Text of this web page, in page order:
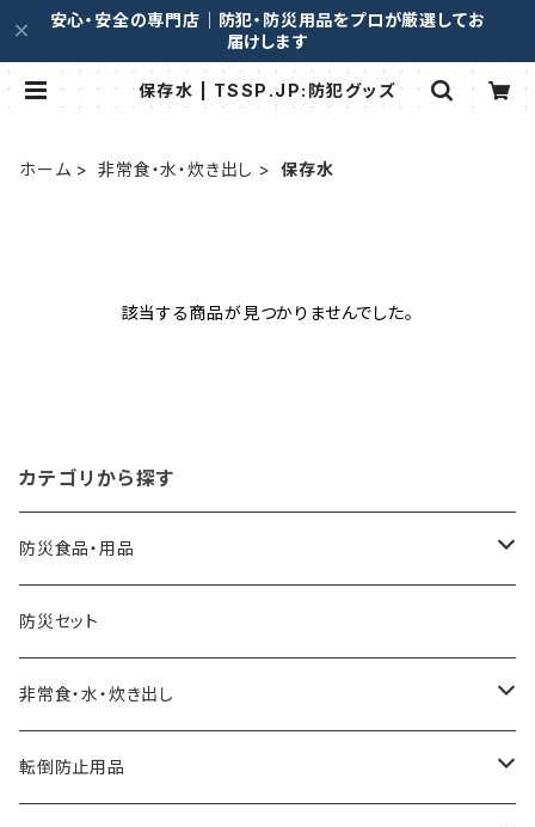
安心・安全の専門店｜防犯・防災用品をプロが厳選してお
届けします
保存水 | TSSP.JP:防犯グッズ
ホーム 非常食・水・炊き出し 保存水
該当する商品が見つかりませんでした。
カテゴリから探す
防災食品・用品
缶詰
クッキー、ビスケット
防災セット
非常食・水・炊き出し
アルファ化米
転倒防止用品